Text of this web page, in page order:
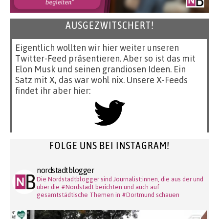
AUSGEZWITSCHERT!
Eigentlich wollten wir hier weiter unseren
Twitter-Feed präsentieren. Aber so ist das mit
Elon Musk und seinen grandiosen Ideen. Ein
Satz mit X, das war wohl nix. Unsere X-Feeds
findet ihr aber hier:
FOLGE UNS BEI INSTAGRAM!
nordstadtblogger
Die Nordstadtblogger sind Journalist:innen, die aus der und
über die #Nordstadt berichten und auch auf
gesamtstädtische Themen in #Dortmund schauen